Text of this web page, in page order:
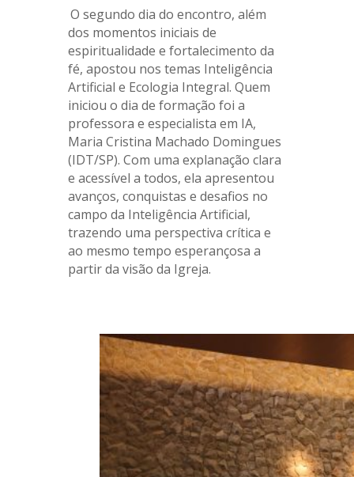
O segundo dia do encontro, além
dos momentos iniciais de
espiritualidade e fortalecimento da
fé, apostou nos temas Inteligência
Artificial e Ecologia Integral. Quem
iniciou o dia de formação foi a
professora e especialista em IA,
Maria Cristina Machado Domingues
(IDT/SP). Com uma explanação clara
e acessível a todos, ela apresentou
avanços, conquistas e desafios no
campo da Inteligência Artificial,
trazendo uma perspectiva crítica e
ao mesmo tempo esperançosa a
partir da visão da Igreja.